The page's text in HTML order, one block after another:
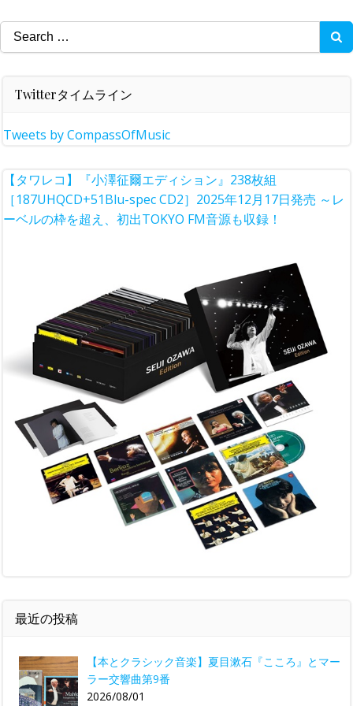
Search
for:
Twitterタイムライン
Tweets by CompassOfMusic
【タワレコ】『小澤征爾エディション』238枚組
［187UHQCD+51Blu-spec CD2］2025年12月17日発売 ～レ
ーベルの枠を超え、初出TOKYO FM音源も収録！
最近の投稿
【本とクラシック音楽】夏目漱石『こころ』とマー
ラー交響曲第9番
2026/08/01